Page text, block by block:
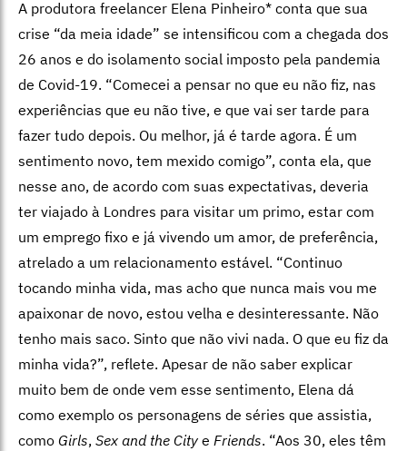
A produtora freelancer Elena Pinheiro* conta que sua
crise “da meia idade” se intensificou com a chegada dos
26 anos e do isolamento social imposto pela pandemia
de Covid-19. “Comecei a pensar no que eu não fiz, nas
experiências que eu não tive, e que vai ser tarde para
fazer tudo depois. Ou melhor, já é tarde agora. É um
sentimento novo, tem mexido comigo”, conta ela, que
nesse ano, de acordo com suas expectativas, deveria
ter viajado à Londres para visitar um primo, estar com
um emprego fixo e já vivendo um amor, de preferência,
atrelado a um relacionamento estável. “Continuo
tocando minha vida, mas acho que nunca mais vou me
apaixonar de novo, estou velha e desinteressante. Não
tenho mais saco. Sinto que não vivi nada. O que eu fiz da
minha vida?”, reflete. Apesar de não saber explicar
muito bem de onde vem esse sentimento, Elena dá
como exemplo os personagens de séries que assistia,
como Girls, Sex and the City e Friends. “Aos 30, eles têm